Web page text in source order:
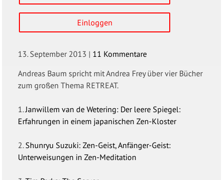
Einloggen
13. September 2013 | 11 Kommentare
Andreas Baum spricht mit Andrea Frey über vier Bücher
zum großen Thema RETREAT.
1. Janwillem van de Wetering: Der leere Spiegel:
Erfahrungen in einem japanischen Zen-Kloster
2. Shunryu Suzuki: Zen-Geist, Anfänger-Geist:
Unterweisungen in Zen-Meditation